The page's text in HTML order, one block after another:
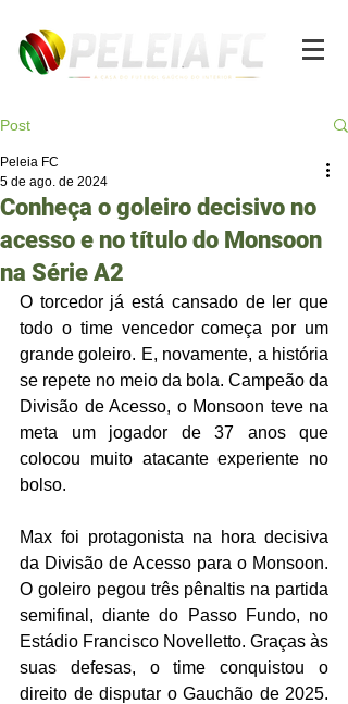
Post
Conheça o goleiro decisivo no
acesso e no título do Monsoon
na Série A2
Peleia FC
5 de ago. de 2024
O torcedor já está cansado de ler que
todo o time vencedor começa por um
grande goleiro. E, novamente, a história
se repete no meio da bola. Campeão da
Divisão de Acesso, o Monsoon teve na
meta um jogador de 37 anos que
colocou muito atacante experiente no
bolso.
Max foi protagonista na hora decisiva
da Divisão de Acesso para o Monsoon.
O goleiro pegou três pênaltis na partida
semifinal, diante do Passo Fundo, no
Estádio Francisco Novelletto. Graças às
suas defesas, o time conquistou o
direito de disputar o Gauchão de 2025.